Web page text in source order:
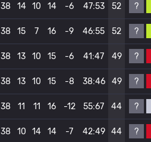
38 14 10 14 -6 47:53 52 ?
38 15 7 16 -9 46:55 52 ?
38 13 10 15 -6 41:47 49 ?
38 13 10 15 -8 38:46 49 ?
38 11 11 16 -12 55:67 44 ?
38 10 14 14 -7 42:49 44 ?